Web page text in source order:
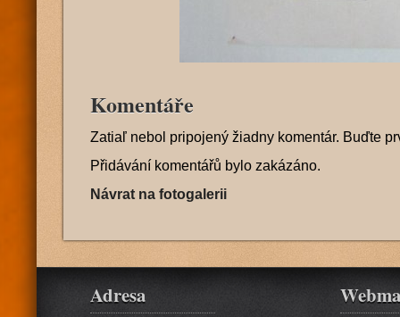
Komentáře
Zatiaľ nebol pripojený žiadny komentár. Buďte
Přidávání komentářů bylo zakázáno.
Návrat na fotogalerii
Adresa